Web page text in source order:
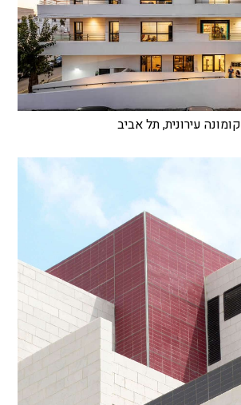
קומונה עירונית, תל אביב